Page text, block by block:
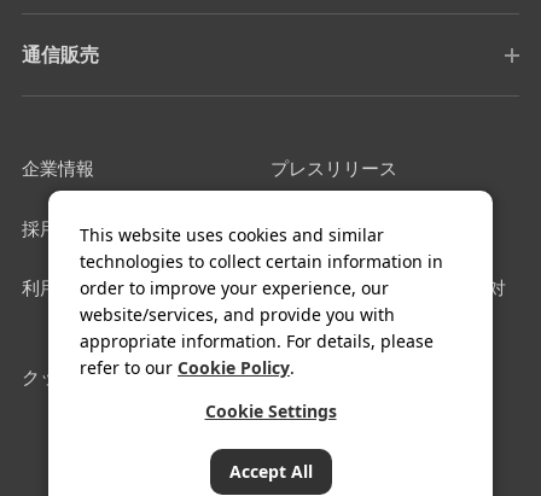
通信販売
企業情報 プレスリリース
採用情報 サイトマップ
利用規約
カスタマーハラスメントに対
する基本方針
クッキー設定
COPYRIGHT© FUJIYA HOTEL Co.,Ltd. All Rights Reserved.
This website uses cookies and similar
technologies to collect certain information in
order to improve your experience, our
website/services, and provide you with
appropriate information. For details, please
refer to our Cookie Policy.
Cookie Settings
Accept All